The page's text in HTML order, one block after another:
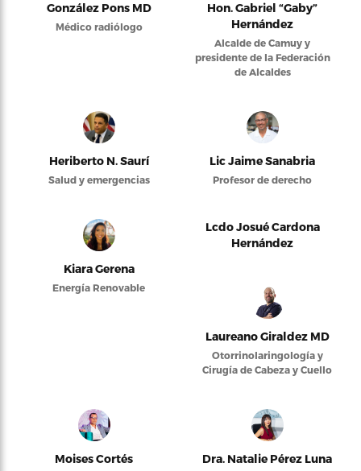
González Pons MD
Médico radiólogo
Hon. Gabriel “Gaby”
Hernández
Alcalde de Camuy y
presidente de la Federación
de Alcaldes
Heriberto N. Saurí
Salud y emergencias
Lic Jaime Sanabria
Profesor de derecho
Kiara Gerena
Energía Renovable
Lcdo Josué Cardona
Hernández
Laureano Giraldez MD
Otorrinolaringología y
Cirugía de Cabeza y Cuello
Moises Cortés Dra. Natalie Pérez Luna